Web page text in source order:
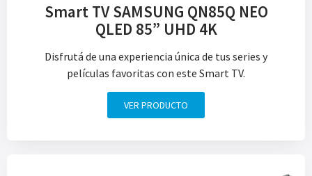
Smart TV SAMSUNG QN85Q NEO
QLED 85” UHD 4K
Disfrutá de una experiencia única de tus series y
películas favoritas con este Smart TV.
VER PRODUCTO